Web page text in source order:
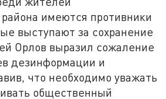
имеются противники
выступают за сохранение
Орлов выразил сожаление
дезинформации и
что необходимо уважать
общественный